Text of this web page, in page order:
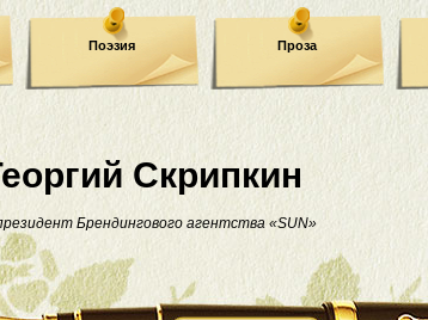
Скрипкин
Брендингового агентства «SUN»
Поэзия Проза